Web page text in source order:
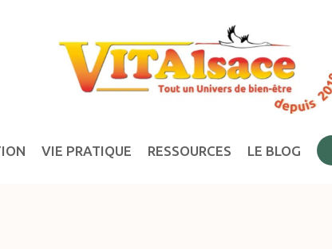
VIE PRATIQUE RESSOURCES LE BLOG